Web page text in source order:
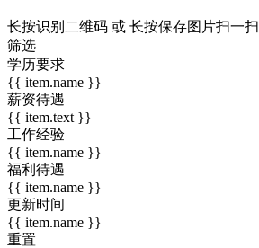
长按识别二维码 或 长按保存图片扫一扫
筛选
学历要求
{{ item.name }}
薪资待遇
{{ item.text }}
工作经验
{{ item.name }}
福利待遇
{{ item.name }}
更新时间
{{ item.name }}
重置